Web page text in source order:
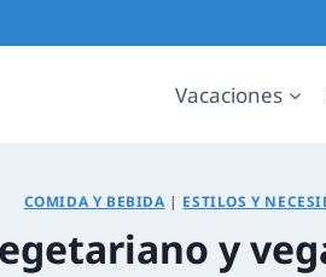
Vacaciones
COMIDA Y BEBIDA | ESTILOS Y
y